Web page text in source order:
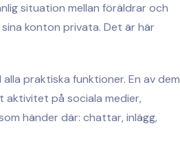
situation mellan föräldrar och
konton privata. Det är här
praktiska funktioner. En av dem
aktivitet på sociala medier,
händer där: chattar, inlägg,